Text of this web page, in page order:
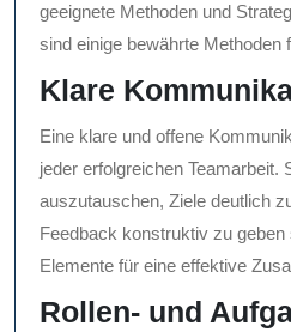
geeignete Methoden und
sind einige bewährte Methoden
Klare
Eine klare und offene
jeder erfolgreichen Teamarbeit.
auszutauschen, Ziele deutlich
Feedback konstruktiv zu geben
Elemente für eine effektive
Rollen- und